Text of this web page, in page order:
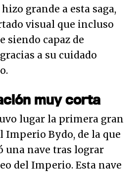
grande a esta saga,
visual que incluso
siendo capaz de
a su cuidado
muy corta
lugar la primera gran
Imperio Bydo, de la que
una nave tras lograr
del Imperio. Esta nave